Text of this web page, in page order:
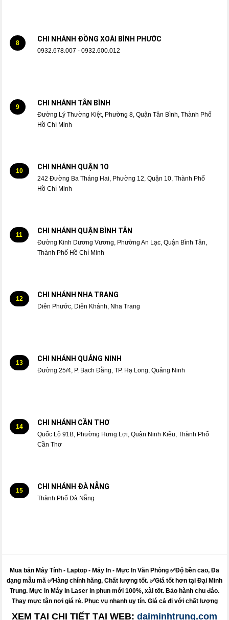
8 CHI NHÁNH ĐỒNG XOÀI BÌNH PHƯỚC
0932.678.007 - 0932.600.012
9 CHI NHÁNH TÂN BÌNH
Đường Lý Thường Kiệt, Phường 8, Quận Tân Bình, Thành Phố
Hồ Chí Minh
10 CHI NHÁNH QUẬN 1O
242 Đường Ba Tháng Hai, Phường 12, Quận 10, Thành Phố
Hồ Chí Minh
11 CHI NHÁNH QUẬN BÌNH TÂN
Đường Kinh Dương Vương, Phường An Lạc, Quận Bình Tân,
Thành Phố Hồ Chí Minh
12 CHI NHÁNH NHA TRANG
Diên Phước, Diên Khánh, Nha Trang
13 CHI NHÁNH QUẢNG NINH
Đường 25/4, P. Bạch Đằng, TP. Hạ Long, Quảng Ninh
14 CHI NHÁNH CẦN THƠ
Quốc Lộ 91B, Phường Hưng Lợi, Quận Ninh Kiều, Thành Phố
Cần Thơ
15 CHI NHÁNH ĐÀ NẴNG
Thành Phố Đà Nẵng
Mua bán Máy Tính - Laptop - Máy In - Mực In Văn Phòng ✅Độ bền cao, Đa
dạng mẫu mã ✅Hàng chính hãng, Chất lượng tốt. ✅Giá tốt hơn tại Đại Minh
Trung. Mực in Máy In Laser in phun mới 100%, xài tốt. Bảo hành chu đáo.
Thay mựctận nơi giá rẻ. Phục vụ nhanh uy tín. Giá cả đi với chất lượng
XEM TẠI CHI TIẾT TẠI WEB: daiminhtrung.com